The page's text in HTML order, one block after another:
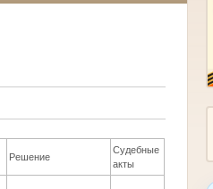
Решение
Судебные
акты